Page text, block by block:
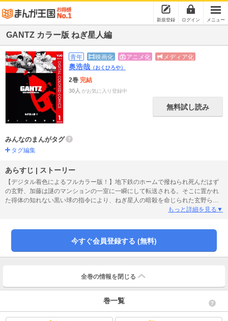
新規登録 ログイン メニュー
GANTZ カラー版 ねぎ星人編
青年 映画化 アニメ化 メディア化
奥浩哉 （おくひろや）
2巻 完結
30人 がお気に入り登録中
無料試し読み
みんなのまんがタグ
タグ編集
あらすじ | ストーリー
【デジタル着色によるフルカラー版！】地下鉄のホームで撥ねられ死んだはず
の玄野、加藤は謎のマンションの一室に一瞬にして転送される。そこに置かれ
た得体の知れない黒い球の指令により、ねぎ星人の暗殺を命じられた玄野ら
は、状況を把握できないままねぎ星人の元へと転送される。マンションにいた
もっと詳細を見る▼
今すぐ会員登録する (無料)
全巻の情報を 閉じる
巻一覧